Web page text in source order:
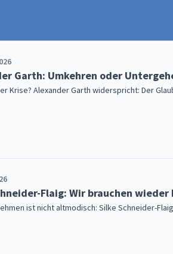
Garth: Umkehren oder
Krise? Alexander Garth widerspricht: Der
Flaig: Wir brauchen
ist nicht altmodisch: Silke Schneider-